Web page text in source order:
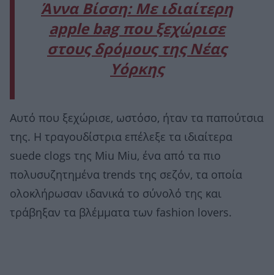
Άννα Βίσση: Με ιδιαίτερη
apple bag που ξεχώρισε
στους δρόμους της Νέας
Υόρκης
Αυτό που ξεχώρισε, ωστόσο, ήταν τα παπούτσια
της. Η τραγουδίστρια επέλεξε τα ιδιαίτερα
suede clogs της Miu Miu, ένα από τα πιο
πολυσυζητημένα trends της σεζόν, τα οποία
ολοκλήρωσαν ιδανικά το σύνολό της και
τράβηξαν τα βλέμματα των fashion lovers.